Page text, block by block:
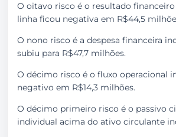
O oitavo risco é o resultado
linha ficou negativa em R$44,5
O nono risco é a despesa financeira
subiu para R$47,7 milhões.
O décimo risco é o fluxo operacional
negativo em R$14,3 milhões.
O décimo primeiro risco é o passivo
individual acima do ativo circulante